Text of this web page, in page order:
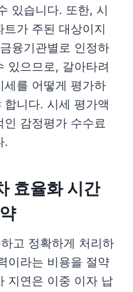
있습니다. 또한, 시
가 주된 대상이지
융기관별로 인정하
있으므로, 갈아타려
세를 어떻게 평가하
니다. 시세 평가액
인 감정평가 수수료
.
효율화 시간
고 정확하게 처리하
이라는 비용을 절약
지연은 이중 이자 납